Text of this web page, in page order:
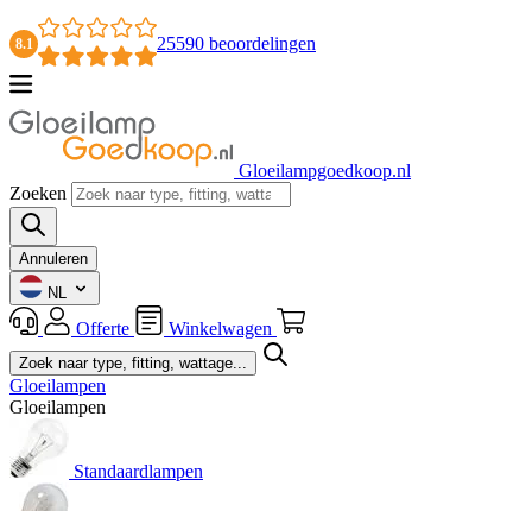
8.1 25590 beoordelingen
Gloeilampgoedkoop.nl
Zoeken
Annuleren
NL
Offerte Winkelwagen
Gloeilampen
Gloeilampen
Standaardlampen